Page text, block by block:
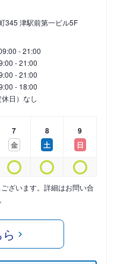
345 津駅前第一ビル5F
- 21:00
- 21:00
- 21:00
- 18:00
休日）なし
7
金
8
土
9
日
ざいます。詳細はお問い合